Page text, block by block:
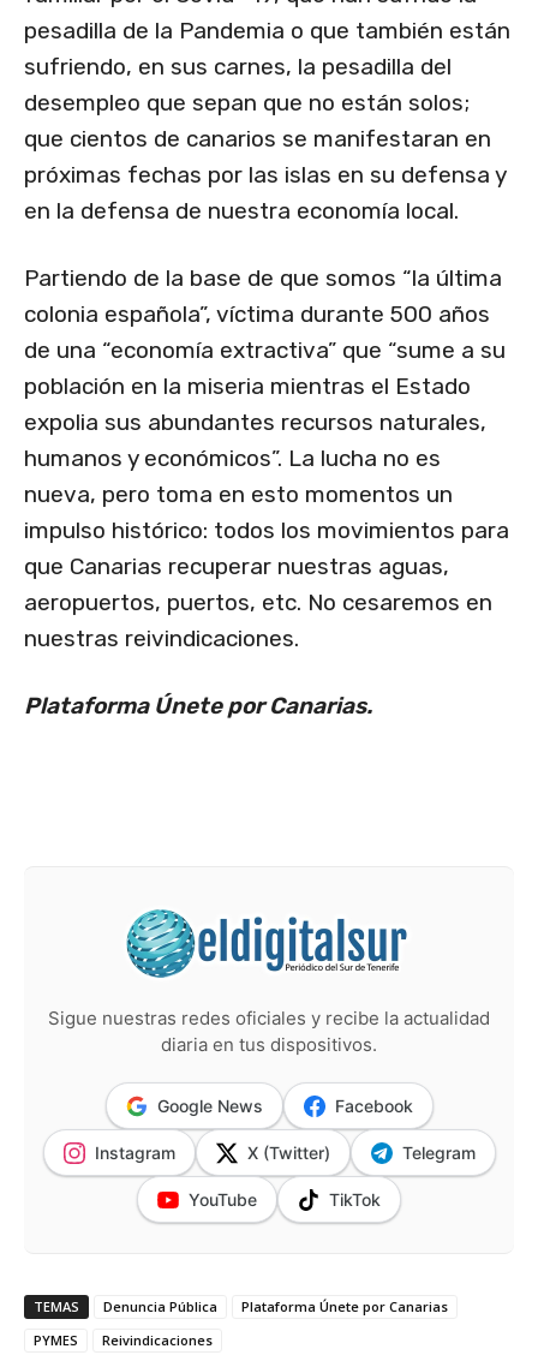
pesadilla de la Pandemia o que también están
sufriendo, en sus carnes, la pesadilla del
desempleo que sepan que no están solos;
que cientos de canarios se manifestaran en
próximas fechas por las islas en su defensa y
en la defensa de nuestra economía local.
Partiendo de la base de que somos “la última
colonia española”, víctima durante 500 años
de una “economía extractiva” que “sume a su
población en la miseria mientras el Estado
expolia sus abundantes recursos naturales,
humanos y económicos”. La lucha no es
nueva, pero toma en esto momentos un
impulso histórico: todos los movimientos para
que Canarias recuperar nuestras aguas,
aeropuertos, puertos, etc. No cesaremos en
nuestras reivindicaciones.
Plataforma Únete por Canarias.
Sigue nuestras redes oficiales y recibe la actualidad
diaria en tus dispositivos.
Google News Facebook
Instagram X (Twitter) Telegram
YouTube TikTok
TEMAS Denuncia Pública
Plataforma Únete por Canarias
PYMES
Reivindicaciones